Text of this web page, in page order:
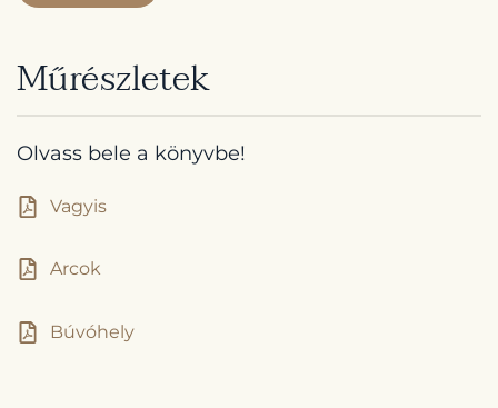
Műrészletek
Olvass bele a könyvbe!
Vagyis
Arcok
Búvóhely